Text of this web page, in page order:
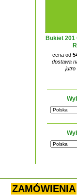
Bukiet 201
cena od
dostawa
jutro
ZAMÓWIENIA